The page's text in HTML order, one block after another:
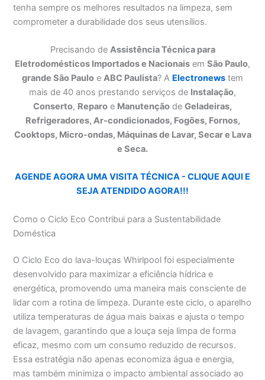
tenha sempre os melhores resultados na limpeza, sem
comprometer a durabilidade dos seus utensílios.
Precisando de Assistência Técnica para
Eletrodomésticos Importados e Nacionais em São Paulo,
grande São Paulo e ABC Paulista? A Electronews tem
mais de 40 anos prestando serviços de Instalação,
Conserto, Reparo e Manutenção de Geladeiras,
Refrigeradores, Ar-condicionados, Fogões, Fornos,
Cooktops, Micro-ondas, Máquinas de Lavar, Secar e Lava
e Seca.
AGENDE AGORA UMA VISITA TÉCNICA - CLIQUE AQUI E
SEJA ATENDIDO AGORA!!!
Como o Ciclo Eco Contribui para a Sustentabilidade
Doméstica
O Ciclo Eco do lava-louças Whirlpool foi especialmente
desenvolvido para maximizar a eficiência hídrica e
energética, promovendo uma maneira mais consciente de
lidar com a rotina de limpeza. Durante este ciclo, o aparelho
utiliza temperaturas de água mais baixas e ajusta o tempo
de lavagem, garantindo que a louça seja limpa de forma
eficaz, mesmo com um consumo reduzido de recursos.
Essa estratégia não apenas economiza água e energia,
mas também minimiza o impacto ambiental associado ao